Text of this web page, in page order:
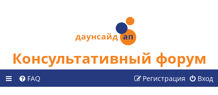
Консультативный форум
FAQ Вход
Регистрация